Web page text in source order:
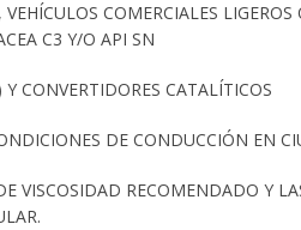
COMERCIALES LIGEROS
C3 Y/O API SN
CONVERTIDORES CATALÍTICOS
DE CONDUCCIÓN EN
VISCOSIDAD RECOMENDADO Y